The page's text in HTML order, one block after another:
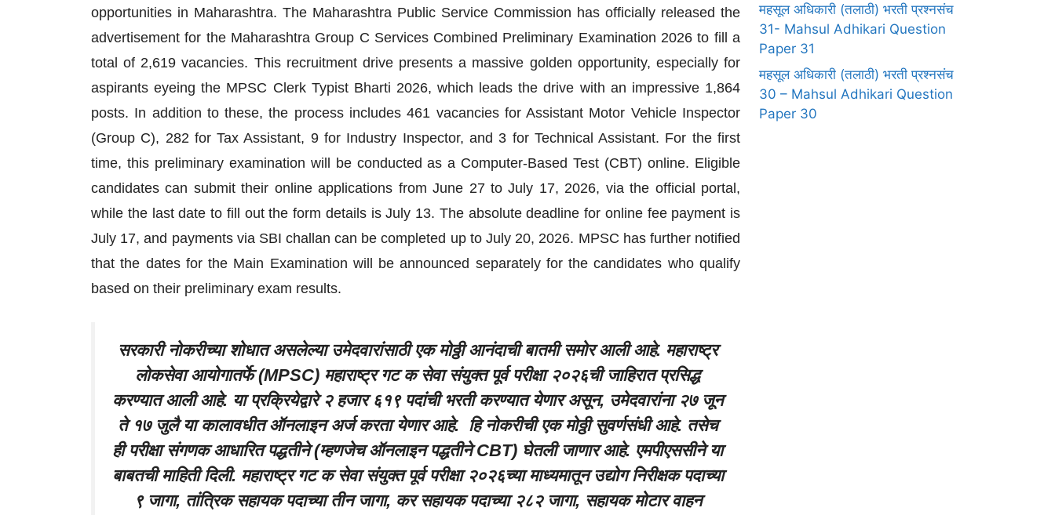
opportunities in Maharashtra. The Maharashtra Public Service Commission has officially released the
advertisement for the Maharashtra Group C Services Combined Preliminary Examination 2026 to fill a
total of 2,619 vacancies. This recruitment drive presents a massive golden opportunity, especially for
aspirants eyeing the MPSC Clerk Typist Bharti 2026, which leads the drive with an impressive 1,864
posts. In addition to these, the process includes 461 vacancies for Assistant Motor Vehicle Inspector
(Group C), 282 for Tax Assistant, 9 for Industry Inspector, and 3 for Technical Assistant. For the first
time, this preliminary examination will be conducted as a Computer-Based Test (CBT) online. Eligible
candidates can submit their online applications from June 27 to July 17, 2026, via the official portal,
while the last date to fill out the form details is July 13. The absolute deadline for online fee payment is
July 17, and payments via SBI challan can be completed up to July 20, 2026. MPSC has further notified
that the dates for the Main Examination will be announced separately for the candidates who qualify
based on their preliminary exam results.
सरकारी नोकरीच्या शोधात असलेल्या उमेदवारांसाठी एक मोठ्ठी आनंदाची बातमी समोर आली आहे. महाराष्ट्र
लोकसेवा आयोगातर्फे (MPSC) महाराष्ट्र गट क सेवा संयुक्त पूर्व परीक्षा २०२६ची जाहिरात प्रसिद्ध
करण्यात आली आहे. या प्रक्रियेद्वारे २ हजार ६१९ पदांची भरती करण्यात येणार असून, उमेदवारांना २७ जून
ते १७ जुलै या कालावधीत ऑनलाइन अर्ज करता येणार आहे. हि नोकरीची एक मोठ्ठी सुवर्णसंधी आहे. तसेच
ही परीक्षा संगणक आधारित पद्धतीने (म्हणजेच ऑनलाइन पद्धतीने CBT) घेतली जाणार आहे. एमपीएससीने या
बाबतची माहिती दिली. महाराष्ट्र गट क सेवा संयुक्त पूर्व परीक्षा २०२६च्या माध्यमातून उद्योग निरीक्षक पदाच्या
९ जागा, तांत्रिक सहायक पदाच्या तीन जागा, कर सहायक पदाच्या २८२ जागा, सहायक मोटार वाहन
महसूल अधिकारी (तलाठी) भरती प्रश्नसंच
31- Mahsul Adhikari Question
Paper 31
महसूल अधिकारी (तलाठी) भरती प्रश्नसंच
30 – Mahsul Adhikari Question
Paper 30